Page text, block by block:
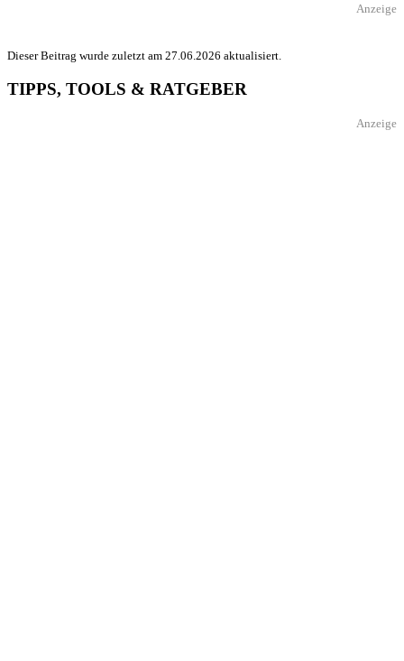
Anzeige
Dieser Beitrag wurde zuletzt am 27.06.2026 aktualisiert.
TIPPS, TOOLS & RATGEBER
Anzeige